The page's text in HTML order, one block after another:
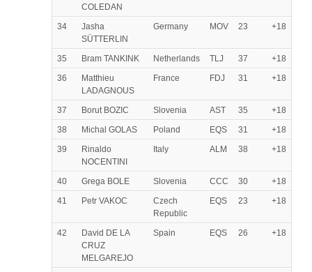
COLEDAN
34
Jasha
SÜTTERLIN
Germany MOV 23 +18
35 Bram TANKINK Netherlands TLJ 37
+18
36
Matthieu
LADAGNOUS
France FDJ 31 +18
37 Borut BOZIC Slovenia AST 35
+18
38
Michal GOLAS Poland EQS 31
+18
39
Rinaldo
NOCENTINI
Italy ALM 38 +18
40 Grega BOLE Slovenia CCC 30
+18
41
Petr VAKOC
Czech
Republic
EQS 23 +18
42
David DE LA
CRUZ
MELGAREJO
Spain EQS 26 +18